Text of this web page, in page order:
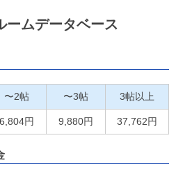
ームデータベース
〜2帖 〜3帖 3帖以上
6,804円 9,880円 37,762円